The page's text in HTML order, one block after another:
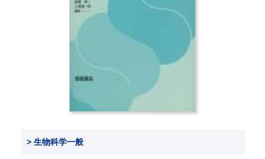
> 生物科学一般